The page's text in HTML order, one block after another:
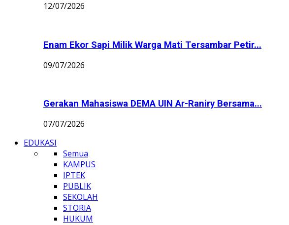
12/07/2026
Enam Ekor Sapi Milik Warga Mati Tersambar Petir...
09/07/2026
Gerakan Mahasiswa DEMA UIN Ar-Raniry Bersama...
07/07/2026
EDUKASI
Semua
KAMPUS
IPTEK
PUBLIK
SEKOLAH
STORIA
HUKUM